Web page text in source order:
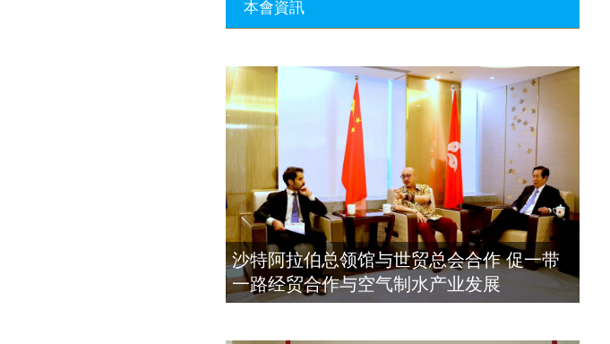
带一路经贸合作与空气制水产业发展
埃及总领事会晤拿督斯里吴罡豪 促一带
一路经贸合作与空气制水产业发展
2023年11月23日
拿督斯里吴罡豪晤土耳其总领事 促一带
一路经贸合作与空气制水产业发展
2023年11月23日
本會資訊
瑚蒞臨 天泉鼎豐深圳總部及國際標量波
量子研究院
2021年12月10日
標量波光量子導入系統聯合國總部拿督
斯裏吳達鎔教授首發
2021年12月10日
空氣制水發明人吳達鎔出席聯合國環境
科政商管治聯盟會議
2021年12月10日
沙特阿拉伯总领馆与世贸总会合作 促一带
一路经贸合作与空气制水产业发展